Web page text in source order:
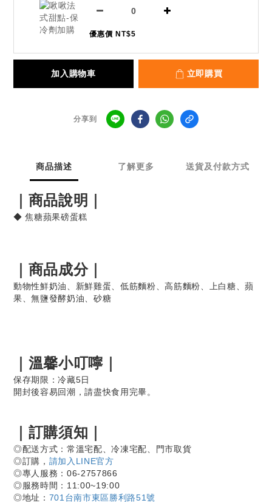
優惠價 NT$5
加入購物車 立即購買
分享到
商品描述 了解更多 送貨及付款方式
｜商品說明｜
◆ 焦糖蘋果磅蛋糕
商品成分｜
動物性鮮奶油、新鮮雞蛋、低筋麵粉、高筋麵粉、上白糖、蘋
果、無鹽發酵奶油、砂糖
｜溫馨小叮嚀｜
保存期限：冷藏5日
開封後容易回潮，請盡快食用完畢。
｜訂購須知｜
◎配送方式：常溫宅配、冷凍宅配、門市取貨
◎訂購， 請加入LINE官方
◎專人服務：06-2757866
◎服務時間：11:00~19:00
◎地址： 701台南市東區勝利路51號